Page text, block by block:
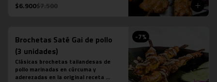
$6.900$7.500
-7%
Brochetas Saté Gai de pollo
(3 unidades)
Clásicas brochetas tailandesas de
pollo marinadas en cúrcuma y
aderezadas en la original receta